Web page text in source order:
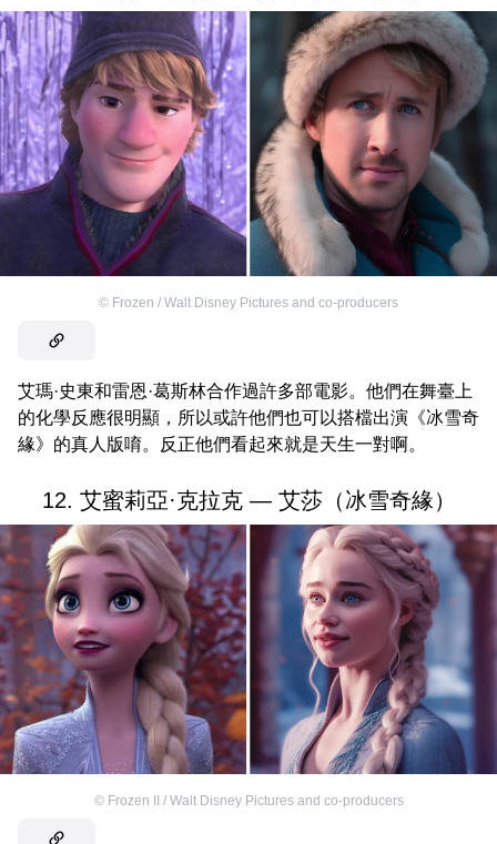
© Frozen / Walt Disney Pictures and co-producers
艾瑪·史東和雷恩·葛斯林合作過許多部電影。他們在舞臺上
的化學反應很明顯，所以或許他們也可以搭檔出演《冰雪奇
緣》的真人版唷。反正他們看起來就是天生一對啊。
12. 艾蜜莉亞·克拉克 — 艾莎（冰雪奇緣）
© Frozen II / Walt Disney Pictures and co-producers